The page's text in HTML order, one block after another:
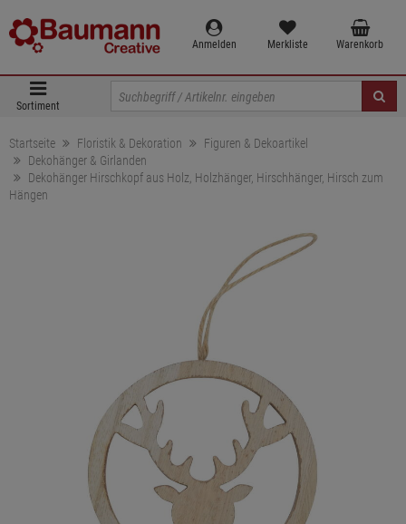
Anmelden Merkliste Warenkorb
Sortiment
Startseite Floristik & Dekoration
Figuren & Dekoartikel
Dekohänger & Girlanden
Dekohänger Hirschkopf aus Holz, Holzhänger, Hirschhänger, Hirsch zum
Hängen